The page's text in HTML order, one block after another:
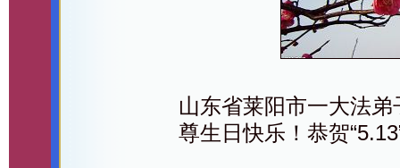
山东省莱阳市一大法
尊生日快乐！恭贺